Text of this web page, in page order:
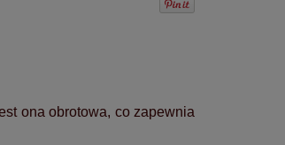
ona obrotowa, co zapewnia